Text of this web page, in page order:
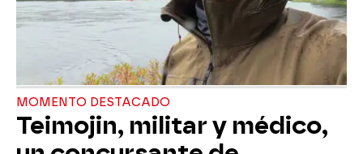
MOMENTO DESTACADO
Teimojin, militar y médico,